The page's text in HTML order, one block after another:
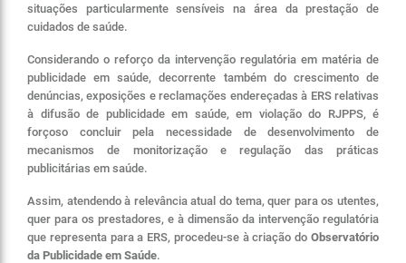
situações particularmente sensíveis na área da prestação de
cuidados de saúde.
Considerando o reforço da intervenção regulatória em matéria de
publicidade em saúde, decorrente também do crescimento de
denúncias, exposições e reclamações endereçadas à ERS relativas
à difusão de publicidade em saúde, em violação do RJPPS, é
forçoso concluir pela necessidade de desenvolvimento de
mecanismos de monitorização e regulação das práticas
publicitárias em saúde.
Assim, atendendo à relevância atual do tema, quer para os utentes,
quer para os prestadores, e à dimensão da intervenção regulatória
que representa para a ERS, procedeu-se à criação do Observatório
da Publicidade em Saúde.